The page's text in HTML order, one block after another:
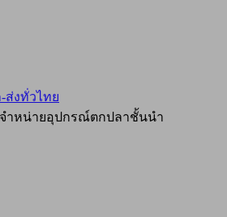
งทั่วไทย
จำหน่ายอุปกรณ์ตกปลาชั้นนำ